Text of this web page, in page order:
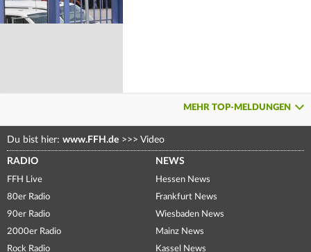
MEHR TOP-MELDUNGEN
Du bist hier: www.FFH.de >>> Video
RADIO
FFH Live
80er Radio
90er Radio
2000er Radio
Rock Radio
NEWS
Hessen News
Frankfurt News
Wiesbaden News
Mainz News
Kassel News